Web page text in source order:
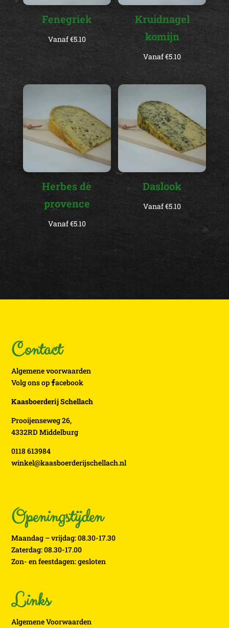
Fenegriek
Vanaf€5.10
Kruidnagel
komijn
Vanaf€5.10
Herbes de
provence
Vanaf€5.10
Daslook
Vanaf€5.10
Contact
Algemene voorwaarden
Volg ons op acebook
Kaasboerderij Schellach
Prooijenseweg 26,
4332RD Middelburg
0118 613984
winkel@kaasboerderijschellach.nl
Openingstijden
Maandag – vrijdag: 08.30-17.30
Zaterdag: 08.30-17.00
Zon- en feestdagen: gesloten
Links
Algemene Voorwaarden